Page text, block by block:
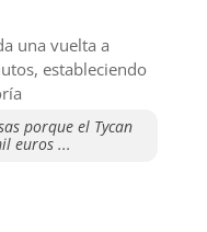
una vuelta a
estableciendo
porque el Tycan
euros ...